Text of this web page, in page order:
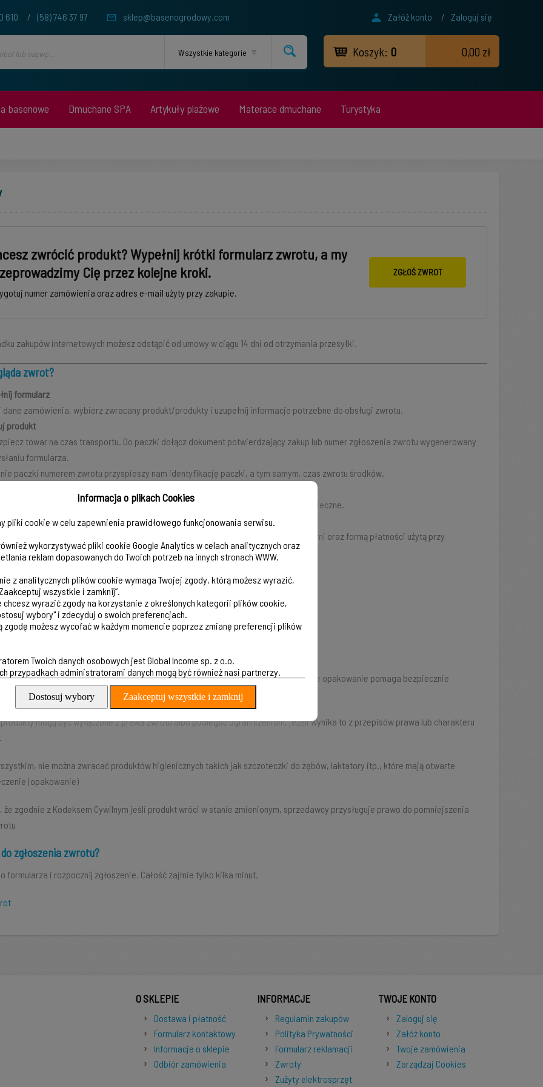
610 / (58) 746 37 97 sklep@basenogrodowy.com Załóż konto / Zaloguj się
Koszyk: 0 0,00 zł
basenowe Dmuchane SPA Artykuły plażowe Materace dmuchane Turystyka
zwrócić produkt? Wypełnij krótki formularz zwrotu, a my
Cię przez kolejne kroki.
numer zamówienia oraz adres e-mail użyty przy zakupie.
ZGŁOŚ ZWROT
zakupów internetowych możesz odstąpić od umowy w ciągu 14 dni od otrzymania przesyłki.
zwrot?
formularz
dane zamówienia, wybierz zwracany produkt/produkty i uzupełnij informacje potrzebne do obsługi zwrotu.
produkt
towar na czas transportu. Do paczki dołącz dokument potwierdzający zakup lub numer zgłoszenia zwrotu wygenerowany
formularza.
paczki numerem zwrotu przyspieszy nam identyfikację paczki, a tym samym, czas zwrotu środków.
skorzystanie z usługi Wygodne Zwroty do nadania zwrotu, jednak nie jest to konieczne.
na zwrot płatności
i sprawdzeniu przesyłki zwrócimy środki zgodnie z obowiązującymi zasadami oraz formą płatności użytą przy
przygotować?
zamówienia,
e-mail podany przy zakupie,
wraz z kompletem otrzymanych elementów.
odesłanie produktu w oryginalnym opakowaniu, jeżeli nadal je posiadasz. Oryginalne opakowanie pomaga bezpiecznie
przesyłkę.
mogą być wyłączone z prawa zwrotu albo podlegać ograniczeniom, jeżeli wynika to z przepisów prawa lub charakteru
nie można zwracać produktów higienicznych takich jak szczoteczki do zębów, laktatory itp., które mają otwarte
(opakowanie)
że zgodnie z Kodeksem Cywilnym jeśli produkt wróci w stanie zmienionym, sprzedawcy przysługuje prawo do pomniejszenia
zgłoszenia zwrotu?
formularza i rozpocznij zgłoszenie. Całość zajmie tylko kilka minut.
O SKLEPIE
Dostawa i płatność
Formularz kontaktowy
Informacje o sklepie
Odbiór zamówienia
INFORMACJE
Regulamin zakupów
Polityka Prywatności
Formularz reklamacji
Zwroty
Zużyty elektrosprzęt
TWOJE KONTO
Zaloguj się
Załóż konto
Twoje zamówienia
Zarządzaj Cookies
Informacja o plikach Cookies
pliki cookie w celu zapewnienia prawidłowego funkcjonowania serwisu.
wykorzystywać pliki cookie Google Analytics w celach analitycznych oraz
reklam dopasowanych do Twoich potrzeb na innych stronach WWW.
z analitycznych plików cookie wymaga Twojej zgody, którą możesz wyrazić,
wszystkie i zamknij”.
chcesz wyrazić zgody na korzystanie z określonych kategorii plików cookie,
wybory" i zdecyduj o swoich preferencjach.
zgodę możesz wycofać w każdym momencie poprzez zmianę preferencji plików
Twoich danych osobowych jest Global Income sp. z o.o.
przypadkach administratorami danych mogą być również nasi partnerzy.
Dostosuj wybory Zaakceptuj wszystkie i zamknij